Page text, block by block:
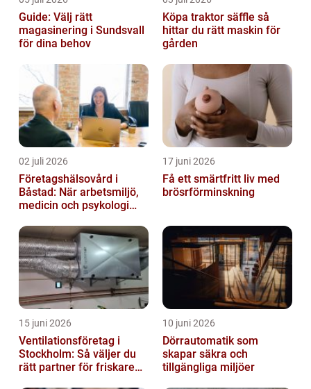
Guide: Välj rätt
magasinering i Sundsvall
för dina behov
Köpa traktor säffle så
hittar du rätt maskin för
gården
02 juli 2026
Företagshälsovård i
Båstad: När arbetsmiljö,
medicin och psykologi
17 juni 2026
Få ett smärtfritt liv med
brösrförminskning
15 juni 2026
Ventilationsföretag i
Stockholm: Så väljer du
rätt partner för friskare
10 juni 2026
Dörrautomatik som
skapar säkra och
tillgängliga miljöer